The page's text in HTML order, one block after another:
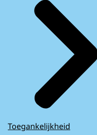
Toegankelijkheid